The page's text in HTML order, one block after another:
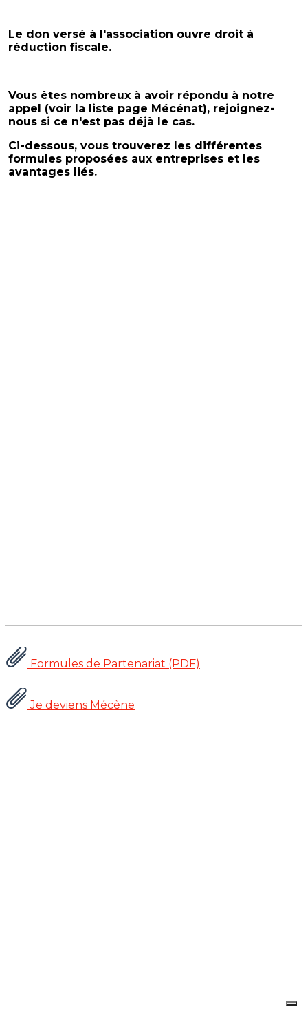
Le don versé à l'association ouvre droit à
réduction fiscale.
Vous êtes nombreux à avoir répondu à notre
appel (voir la liste page Mécénat), rejoignez-
nous si ce n'est pas déjà le cas.
Ci-dessous, vous trouverez les différentes
formules proposées aux entreprises et les
avantages liés.
Formules de Partenariat (PDF)
Je deviens Mécène